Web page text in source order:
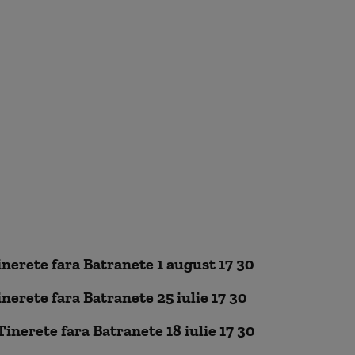
fara Batranete 1 august 17 30
fara Batranete 25 iulie 17 30
fara Batranete 18 iulie 17 30